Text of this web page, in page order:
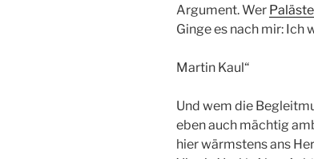
Argument. Wer
Ginge es nach mir: Ich
Martin Kaul“
Und wem die
eben auch mächtig
hier wärmstens ans